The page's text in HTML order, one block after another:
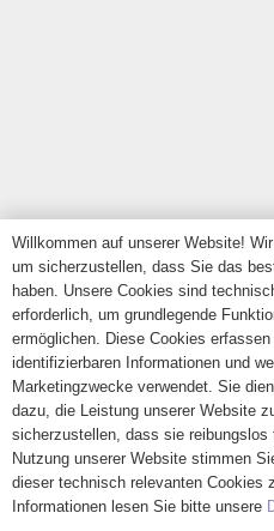
Willkommen auf unserer Website!
um sicherzustellen, dass Sie das
haben. Unsere Cookies sind
erforderlich, um grundlegende
ermöglichen. Diese Cookies
identifizierbaren Informationen und
Marketingzwecke verwendet. Sie
dazu, die Leistung unserer Website
sicherzustellen, dass sie reibungslos
Nutzung unserer Website stimmen
dieser technisch relevanten Cookies
Informationen lesen Sie bitte unsere